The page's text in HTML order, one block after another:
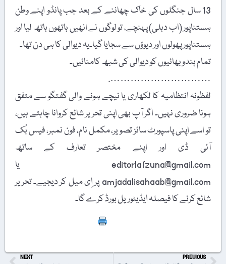
13 سال جنگلوں کی خاک چھاننے کے بعد جب پانڈو اپنے وطن
ہستناپور (اب دہلی) پہنچے، تو لوگوں نے انھیں ہاتھوں ہاتھ لیا اور
ہستناپور پھولوں اور دیوؤں سے سجایا گیا۔یہ دیوالی کا ہی دن تھا۔
تمام ہندو بھائیوں کو دیوالی کی شبھ کامنائیں۔
………………………….
لفظونہ انتظامیہ کا لکھاری یا نیچے ہونے والی گفتگو سے متفق
ہونا ضروری نہیں۔ اگر آپ بھی اپنی تحریر شائع کروانا چاہتے ہیں،
تو اسے اپنی پاسپورٹ سائز تصویر، مکمل نام، فون نمبر، فیس بُک
آئی ڈی اور اپنے مختصر تعارف کے ساتھ
editorlafzuna@gmail.com یا
amjadalisahaab@gmail.com پر اِی میل کر دیجیے۔ تحریر
شائع کرنے کا فیصلہ ایڈیٹوریل بورڈ کرے گا۔
PREVIOUS
NEXT